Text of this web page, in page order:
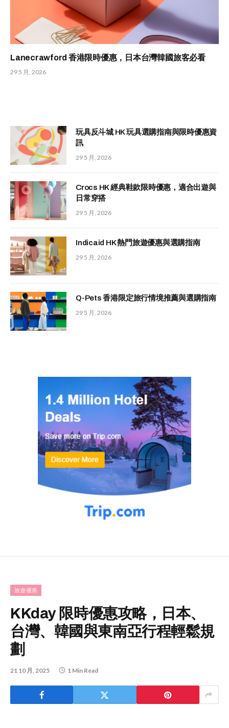
Lanecrawford 香港限時優惠，日本台灣韓國旅客必看
29 5 月, 2026
玩具反斗城 HK 玩具選購指南與限時優惠資
訊
29 5 月, 2026
Crocs HK 經典鞋款限時優惠，適合出遊與
日常穿搭
29 5 月, 2026
Indicaid HK 熱門旅遊優惠與選購指南
29 5 月, 2026
Q-Pets 香港限定旅行情境推薦與選購指南
29 5 月, 2026
旅遊優惠
KKday 限時優惠攻略，日本、
台灣、韓國與東南亞行程輕鬆規
劃
21 10 月, 2025 1 Min Read